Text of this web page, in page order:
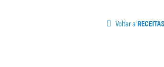
Voltar a RECEITAS